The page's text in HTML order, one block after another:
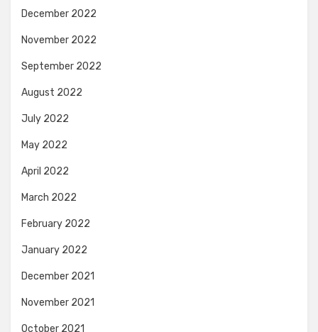
December 2022
November 2022
September 2022
August 2022
July 2022
May 2022
April 2022
March 2022
February 2022
January 2022
December 2021
November 2021
October 2021